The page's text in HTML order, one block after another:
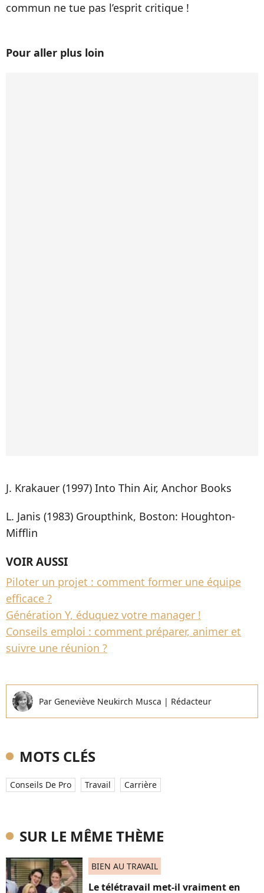
commun ne tue pas l’esprit critique !
Pour aller plus loin
J. Krakauer (1997) Into Thin Air, Anchor Books
L. Janis (1983) Groupthink, Boston: Houghton-
Mifflin
VOIR AUSSI
Piloter un projet : comment former une équipe
efficace ?
Génération Y, éduquez votre manager !
Conseils emploi : comment préparer, animer et
suivre une réunion ?
Par Geneviève Neukirch Musca | Rédacteur
MOTS CLÉS
Conseils De Pro Travail Carrière
SUR LE MÊME THÈME
BIEN AU TRAVAIL
Le télétravail met-il vraiment en